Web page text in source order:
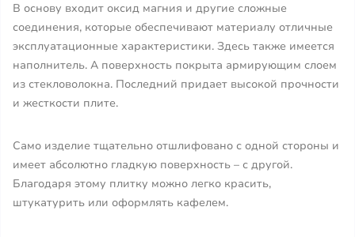
В основу входит оксид магния и другие сложные
соединения, которые обеспечивают материалу отличные
эксплуатационные характеристики. Здесь также имеется
наполнитель. А поверхность покрыта армирующим слоем
из стекловолокна. Последний придает высокой прочности
и жесткости плите.
Само изделие тщательно отшлифовано с одной стороны и
имеет абсолютно гладкую поверхность – с другой.
Благодаря этому плитку можно легко красить,
штукатурить или оформлять кафелем.